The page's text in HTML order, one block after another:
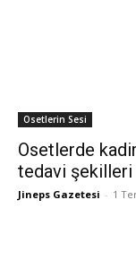
Osetlerin Sesi
Osetlerde
tedavi
Jineps Gazetesi - 1